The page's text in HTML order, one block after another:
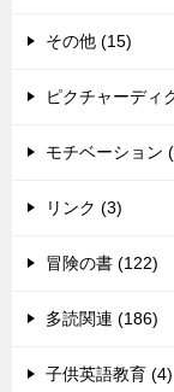
その他 (15)
ピクチャーディ
モチベーション
リンク (3)
冒険の書 (122)
多読関連 (186)
子供英語教育 (4)